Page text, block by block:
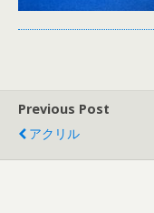
Previous Post
アクリル